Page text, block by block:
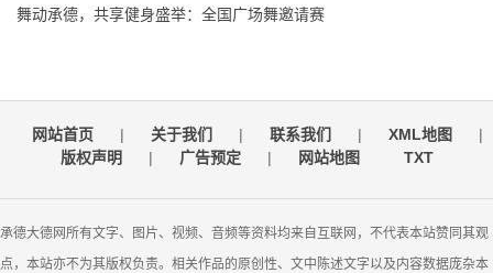
舞动承德，共享健身盛举：全国广场舞邀请赛
网站首页 | 关于我们 | 联系我们 | XML地图
|
版权声明
| 广告预定 | 网站地图 TXT
承德大德网所有文字、图片、视频、音频等资料均来自互联网，不代表本站赞同其观
点，本站亦不为其版权负责。相关作品的原创性、文中陈述文字以及内容数据庞杂本